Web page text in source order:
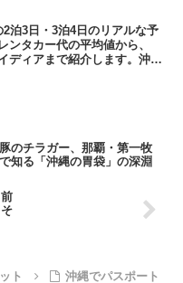
泊3日・3泊4日のリアルな予
タカー代の平均値から、
ディアまで紹介します。沖縄
のチラガー、那覇・第一牧
知る「沖縄の胃袋」の深淵
ト 沖縄でパスポート